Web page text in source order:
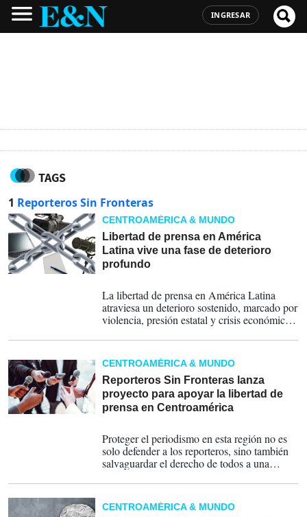
INGRESAR
TAGS
1 Reporteros Sin Fronteras
CENTROAMÉRICA & MUNDO
Libertad de prensa en América
Latina vive una fase de deterioro
profundo
La libertad de prensa en América Latina
atraviesa un deterioro sostenido, marcado por
violencia, presión estatal y crisis económica,
CENTROAMÉRICA & MUNDO
Reporteros Sin Fronteras lanza
proyecto para apoyar la libertad de
prensa en Centroamérica
Proteger el periodismo en esta región no es
solo defender a los reporteros, sino también
salvaguardar el derecho de todos a una
CENTROAMÉRICA & MUNDO